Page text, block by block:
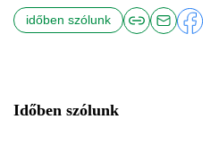
időben szólunk
Időben szólunk